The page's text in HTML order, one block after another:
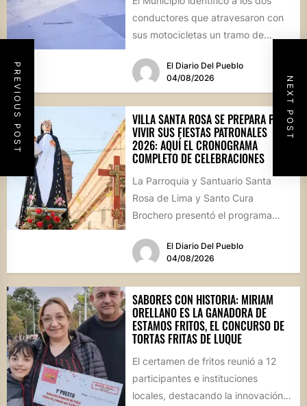
PREVIOUS POST NEXT POST
conductores que atravesaron con
sus motocicletas un tramo de
calle...
El Diario Del Pueblo
04/08/2026
VILLA SANTA ROSA SE PREPARA PARA
VIVIR SUS FIESTAS PATRONALES
2026: AQUÍ EL CRONOGRAMA
COMPLETO DE CELEBRACIONES
La Parroquia y Santuario Santa
Rosa de Lima y Santo Cura
Brochero presentó el programa
El Diario Del Pueblo
04/08/2026
SABORES CON HISTORIA: MIRIAM
ORELLANO ES LA GANADORA DE
ESTAMOS FRITOS, EL CONCURSO DE
TORTAS FRITAS DE LUQUE
El certamen de fritos reunió a 12
participantes e instituciones
locales, destacando la innovación